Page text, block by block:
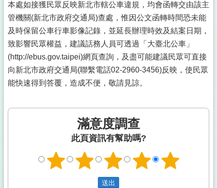
本處如接獲民眾反映新北市轄公車違規，均會函轉交由該主
管機關(新北市政府交通局)查處，惟因公文函轉時間恐未能
及時保留公車行車影像記錄，並延長辦理時效及結案日期，
致影響民眾權益，建議話務人員可透過「大臺北公車」
(http://ebus.gov.taipei)網頁查詢，及盡可能建議民眾可直接
向新北市政府交通局(聯繫電話02-2960-3456)反映，使民眾
能快速得到答覆，造成不便，敬請見諒。
滿意度調查
此頁資訊有幫助嗎?